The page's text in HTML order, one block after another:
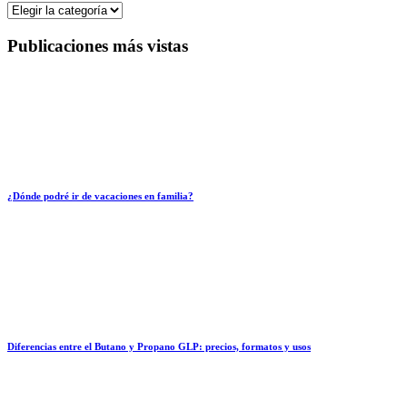
Categorías
Publicaciones más vistas
¿Dónde podré ir de vacaciones en familia?
Diferencias entre el Butano y Propano GLP: precios, formatos y usos